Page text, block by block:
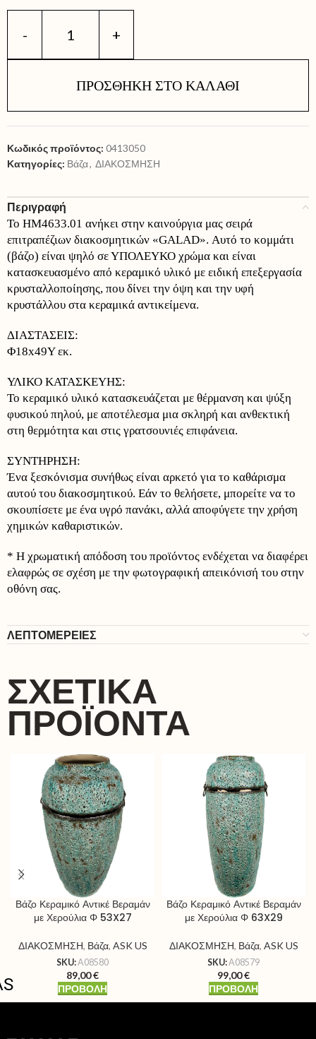
ΠΡΟΣΘΉΚΗ ΣΤΟ ΚΑΛΆΘΙ
Κωδικός προϊόντος: 0413050
Κατηγορίες: Βάζα, ΔΙΑΚΟΣΜΗΣΗ
Περιγραφή
Το HM4633.01 ανήκει στην καινούργια μας σειρά
επιτραπέζιων διακοσμητικών «GALAD». Αυτό το κομμάτι
(βάζο) είναι ψηλό σε ΥΠΟΛΕΥΚΟ χρώμα και είναι
κατασκευασμένο από κεραμικό υλικό με ειδική επεξεργασία
κρυσταλλοποίησης, που δίνει την όψη και την υφή
κρυστάλλου στα κεραμικά αντικείμενα.
ΔΙΑΣΤΑΣΕΙΣ:
Φ18x49Y εκ.
ΥΛΙΚΟ ΚΑΤΑΣΚΕΥΗΣ:
Το κεραμικό υλικό κατασκευάζεται με θέρμανση και ψύξη
φυσικού πηλού, με αποτέλεσμα μια σκληρή και ανθεκτική
στη θερμότητα και στις γρατσουνιές επιφάνεια.
ΣΥΝΤΗΡΗΣΗ:
Ένα ξεσκόνισμα συνήθως είναι αρκετό για το καθάρισμα
αυτού του διακοσμητικού. Εάν το θελήσετε, μπορείτε να το
σκουπίσετε με ένα υγρό πανάκι, αλλά αποφύγετε την χρήση
χημικών καθαριστικών.
* Η χρωματική απόδοση του προϊόντος ενδέχεται να διαφέρει
ελαφρώς σε σχέση με την φωτογραφική απεικόνισή του στην
οθόνη σας.
ΛΕΠΤΟΜΕΡΕΙΕΣ
ΣΧΕΤΙΚΆ
ΠΡΟΪΌΝΤΑ
Βάζο Κεραμικό Αντικέ Βεραμάν
με Χερούλια Φ 53X27
ΔΙΑΚΟΣΜΗΣΗ, Βάζα, ASK US
SKU:A08580
89,00€
ΠΡΟΒΟΛΉ
Βάζο Κεραμικό Αντικέ Βεραμάν
με Χερούλια Φ 63X29
ΔΙΑΚΟΣΜΗΣΗ, Βάζα, ASK US
SKU:A08579
99,00€
ΠΡΟΒΟΛΉ